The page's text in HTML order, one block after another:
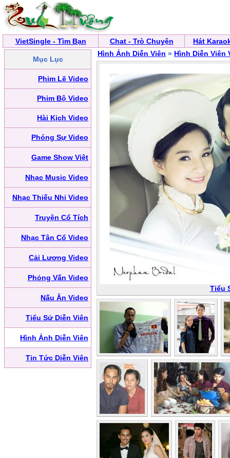
VietSingle - Tìm Bạn Chat - Trò Chuyện Hát
Mục Lục
Phim Lẽ Video
Phim Bộ Video
Hài Kịch Video
Phóng Sự Video
Game Show Việt
Nhạc Music Video
Nhạc Thiếu Nhi Video
Truyện Cổ Tích
Nhạc Tân Cổ Video
Cải Lương Video
Phỏng Vấn Video
Nấu Ăn Video
Tiểu Sử Diễn Viên
Hình Ảnh Diễn Viên
Tin Tức Diễn Viên
Hình Ảnh Diễn Viên » Hình Diễn Viên
Tiểu